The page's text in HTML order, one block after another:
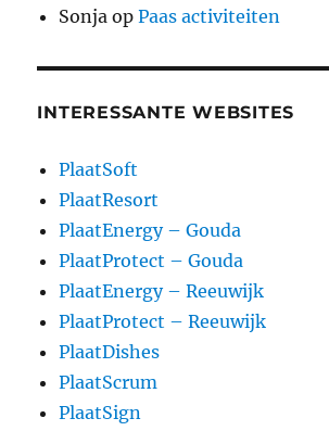
Sonja opPaas activiteiten
INTERESSANTE WEBSITES
PlaatSoft
PlaatResort
PlaatEnergy – Gouda
PlaatProtect – Gouda
PlaatEnergy – Reeuwijk
PlaatProtect – Reeuwijk
PlaatDishes
PlaatScrum
PlaatSign